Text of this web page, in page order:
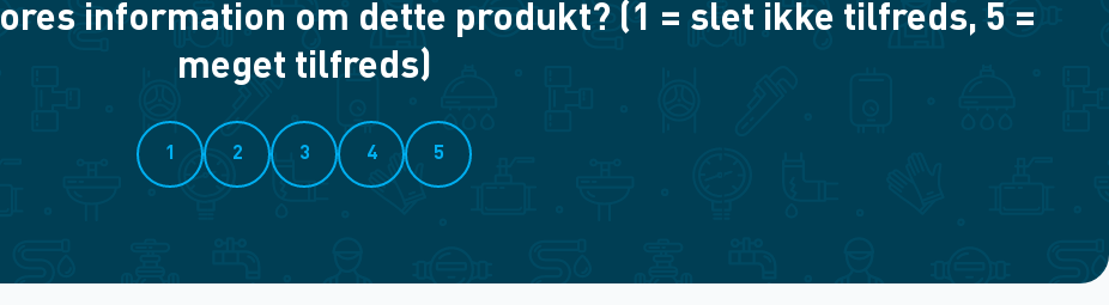
information om dette produkt? (1 = slet ikke tilfreds, 5 =
meget tilfreds)
1 2 3 4 5